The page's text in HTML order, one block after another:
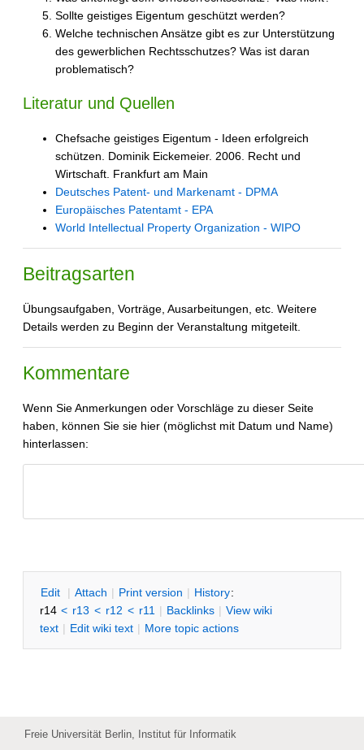
Sollte geistiges Eigentum geschützt werden?
Welche technischen Ansätze gibt es zur Unterstützung
des gewerblichen Rechtsschutzes? Was ist daran
problematisch?
Literatur und Quellen
Chefsache geistiges Eigentum - Ideen erfolgreich
schützen. Dominik Eickemeier. 2006. Recht und
Wirtschaft. Frankfurt am Main
Deutsches Patent- und Markenamt - DPMA
Europäisches Patentamt - EPA
World Intellectual Property Organization - WIPO
Beitragsarten
Übungsaufgaben, Vorträge, Ausarbeitungen, etc. Weitere
Details werden zu Beginn der Veranstaltung mitgeteilt.
Kommentare
Wenn Sie Anmerkungen oder Vorschläge zu dieser Seite
haben, können Sie sie hier (möglichst mit Datum und Name)
hinterlassen:
Edit | Attach | Print version | History:
r14 < r13 < r12 < r11 | Backlinks | View wiki
text | Edit wiki text | More topic actions
Freie Universität Berlin, Institut für Informatik